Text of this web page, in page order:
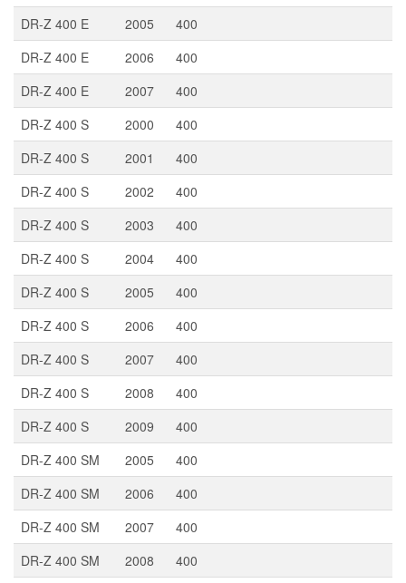
DR-Z 400 E
2005
400
DR-Z 400 E
2006
400
DR-Z 400 E
2007
400
DR-Z 400 S
2000
400
DR-Z 400 S
2001
400
DR-Z 400 S
2002
400
DR-Z 400 S
2003
400
DR-Z 400 S
2004
400
DR-Z 400 S
2005
400
DR-Z 400 S
2006
400
DR-Z 400 S
2007
400
DR-Z 400 S
2008
400
DR-Z 400 S
2009
400
DR-Z 400 SM
2005
400
DR-Z 400 SM
2006
400
DR-Z 400 SM
2007
400
DR-Z 400 SM
2008
400